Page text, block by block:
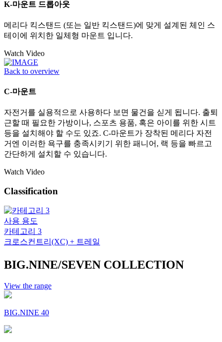
K-마운트 드롭아웃
메리다 킥스탠드 (또는 일반 킥스탠드)에 맞게 설계된 체인 스
테이에 위치한 일체형 마운트 입니다.
Watch Video
Back to overview
C-마운트
자전거를 실용적으로 사용하다 보면 물건을 싣게 됩니다. 출퇴
근할 때 필요한 가방이나, 스포츠 용품, 혹은 아이를 위한 시트
등을 설치해야 할 수도 있죠. C-마운트가 장착된 메리다 자전
거엔 이러한 욕구를 충족시키기 위한 패니어, 랙 등을 빠르고
간단하게 설치할 수 있습니다.
Watch Video
Classification
사용 용도
카테고리 3
크로스컨트리(XC) + 트레일
BIG.NINE/SEVEN COLLECTION
View the range
BIG.NINE 40